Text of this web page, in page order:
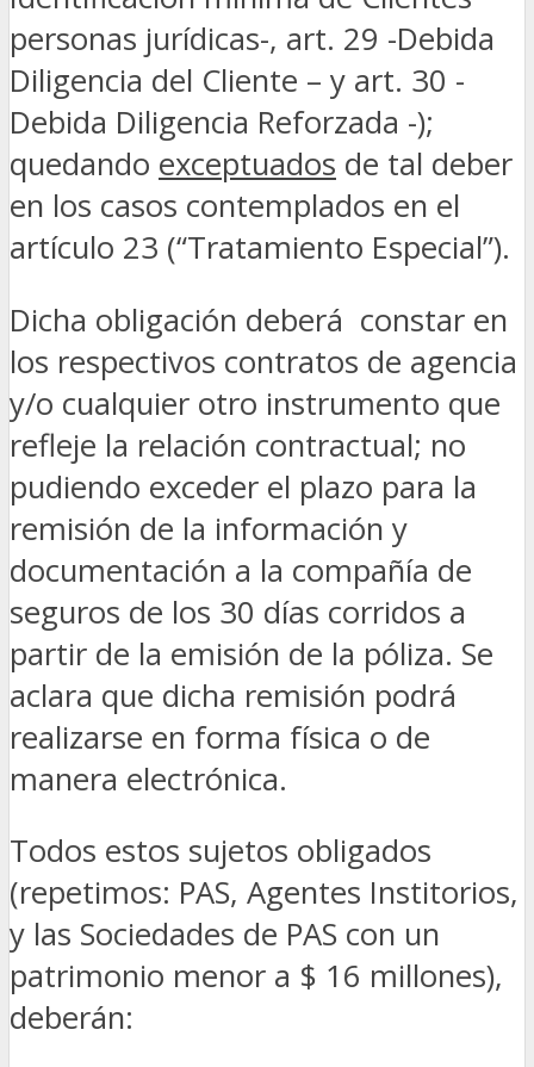
personas jurídicas-, art. 29 -Debida
Diligencia del Cliente – y art. 30 -
Debida Diligencia Reforzada -);
quedando exceptuados de tal deber
en los casos contemplados en el
artículo 23 (“Tratamiento Especial”).
Dicha obligación deberá constar en
los respectivos contratos de agencia
y/o cualquier otro instrumento que
refleje la relación contractual; no
pudiendo exceder el plazo para la
remisión de la información y
documentación a la compañía de
seguros de los 30 días corridos a
partir de la emisión de la póliza. Se
aclara que dicha remisión podrá
realizarse en forma física o de
manera electrónica.
Todos estos sujetos obligados
(repetimos: PAS, Agentes Institorios,
y las Sociedades de PAS con un
patrimonio menor a $ 16 millones),
deberán: